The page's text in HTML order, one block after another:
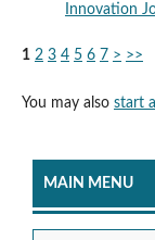
Innovation
1 2 3 4 5 6 7 > >>
You may also start
MAIN MENU